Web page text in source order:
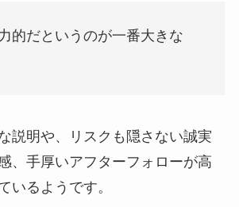
的だというのが一番大きな
説明や、リスクも隠さない誠実
、手厚いアフターフォローが高
いるようです。